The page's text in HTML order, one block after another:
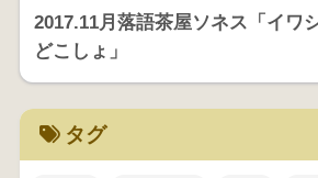
2017.11月落語茶屋ソネス「イワ
どこしょ」
タグ